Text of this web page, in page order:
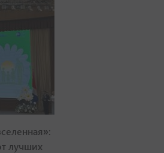
лучших